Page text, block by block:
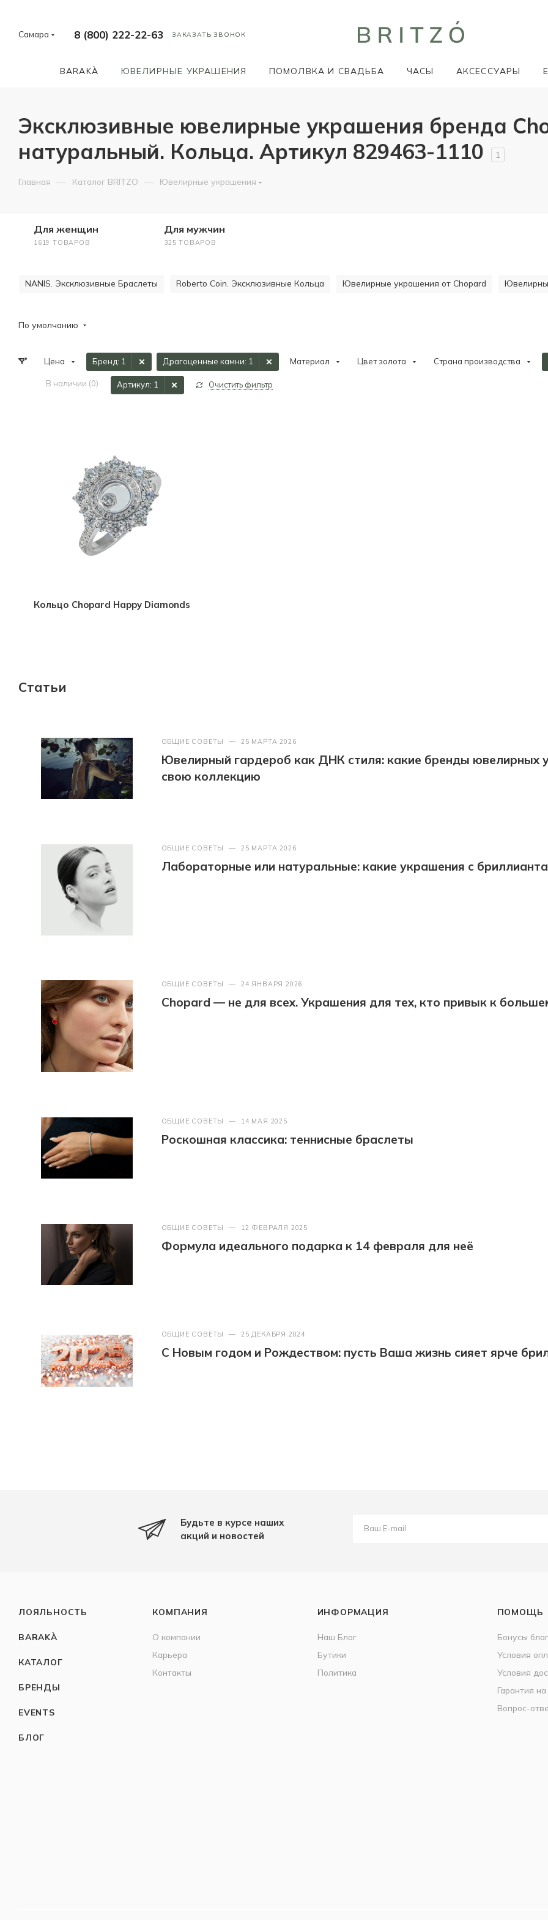
Самара 8 (800) 222-22-63 ЗАКАЗАТЬ ЗВОНОК
BARAKÀ ЮВЕЛИРНЫЕ УКРАШЕНИЯ ПОМОЛВКА И СВАДЬБА ЧАСЫ АКСЕССУАРЫ
Эксклюзивные ювелирные украшения бренда
натуральный. Кольца. Артикул 829463-1110
1
Главная — Каталог BRITZO — Ювелирные украшения
Для женщин
1619 ТОВАРОВ
Для мужчин
325 ТОВАРОВ
NANIS. Эксклюзивные Браслеты Roberto Coin. Эксклюзивные Кольца Ювелирные украшения от Chopard
По умолчанию
Цена Бренд: 1 Драгоценные камни: 1 Материал Цвет золота Страна производства
В наличии (0) Артикул: 1 Очистить фильтр
Кольцо Chopard Happy Diamonds
Статьи
ОБЩИЕ СОВЕТЫ — 25 МАРТА 2026
Ювелирный гардероб как ДНК стиля: какие бренды ювелирных
свою коллекцию
ОБЩИЕ СОВЕТЫ — 25 МАРТА 2026
Лабораторные или натуральные: какие украшения с
ОБЩИЕ СОВЕТЫ — 24 ЯНВАРЯ 2026
Chopard — не для всех. Украшения для тех, кто привык к
ОБЩИЕ СОВЕТЫ — 14 МАЯ 2025
Роскошная классика: теннисные браслеты
ОБЩИЕ СОВЕТЫ — 12 ФЕВРАЛЯ 2025
Формула идеального подарка к 14 февраля для неё
ОБЩИЕ СОВЕТЫ — 25 ДЕКАБРЯ 2024
С Новым годом и Рождеством: пусть Ваша жизнь сияет ярче
Будьте в курсе наших
акций и новостей
ЛОЯЛЬНОСТЬ
BARAKÀ
КАТАЛОГ
БРЕНДЫ
EVENTS
БЛОГ
КОМПАНИЯ
О компании
Карьера
Контакты
ИНФОРМАЦИЯ
Наш Блог
Бутики
Политика
ПОМОЩЬ
Бонусы
Условия
Условия
Гарантия
Вопрос-